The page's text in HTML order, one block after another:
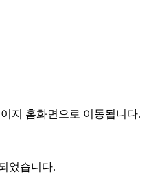
지 홈화면으로 이동됩니다.
었습니다.